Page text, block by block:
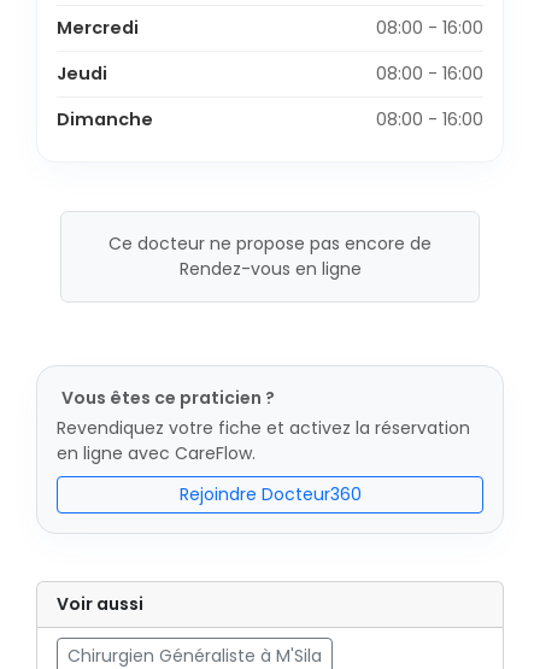
Mercredi
08:00 - 16:00
Jeudi
08:00 - 16:00
Dimanche
08:00 - 16:00
Ce docteur ne propose pas encore de
Rendez-vous en ligne
Vous êtes ce praticien ?
Revendiquez votre fiche et activez la réservation
en ligne avec CareFlow.
Rejoindre Docteur360
Voir aussi
Chirurgien Généraliste à M'Sila